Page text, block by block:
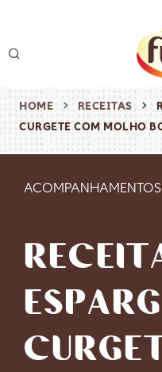
produtos
receitas
HOME RECEITAS
CURGETE COM MOLHO
ACOMPANHAMENTOS